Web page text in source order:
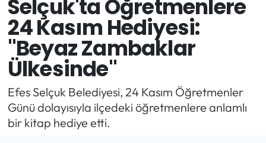
Selçuk'ta Öğretmenlere
24 Kasım Hediyesi:
"Beyaz Zambaklar
Ülkesinde"
Efes Selçuk Belediyesi, 24 Kasım Öğretmenler
Günü dolayısıyla ilçedeki öğretmenlere anlamlı
bir kitap hediye etti.